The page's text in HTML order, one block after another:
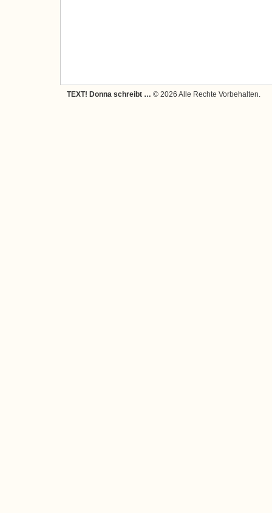
TEXT! Donna schreibt … © 2026 Alle Rechte Vorbehalten.